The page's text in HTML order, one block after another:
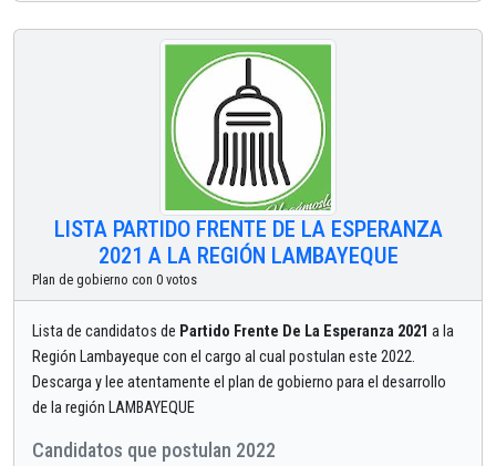
LISTA PARTIDO FRENTE DE LA ESPERANZA
2021 A LA REGIÓN LAMBAYEQUE
Plan de gobierno con 0 votos
Lista de candidatos de Partido Frente De La Esperanza 2021 a la
Región Lambayeque con el cargo al cual postulan este 2022.
Descarga y lee atentamente el plan de gobierno para el desarrollo
de la región LAMBAYEQUE
Candidatos que postulan 2022